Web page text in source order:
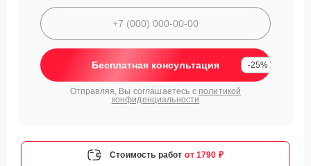
Бесплатная консультация -25%
Отправляя, Вы соглашаетесь с политикой
конфиденциальности
Стоимость работ от 1790 ₽